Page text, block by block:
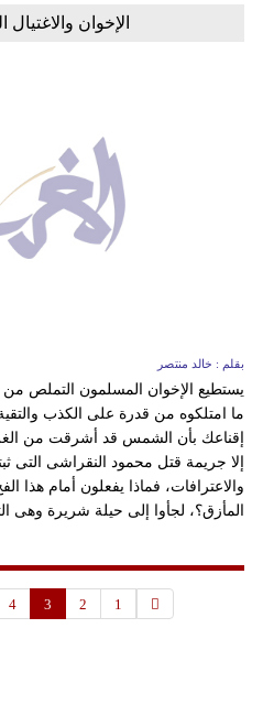
الإخوان
بقلم : خالد منتصر
يستطيع الإخوان المسلمون التملص من
ما امتلكوه من قدرة على الكذب والتقية
إقناعك بأن الشمس قد أشرقت من
إلا جريمة قتل محمود النقراشى التى
والاعترافات، فماذا يفعلون أمام
المأزق؟، لجأوا إلى حيلة شريرة وهى
1
2
3
4